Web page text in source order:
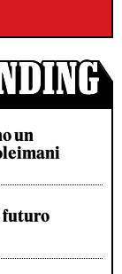
un
futuro